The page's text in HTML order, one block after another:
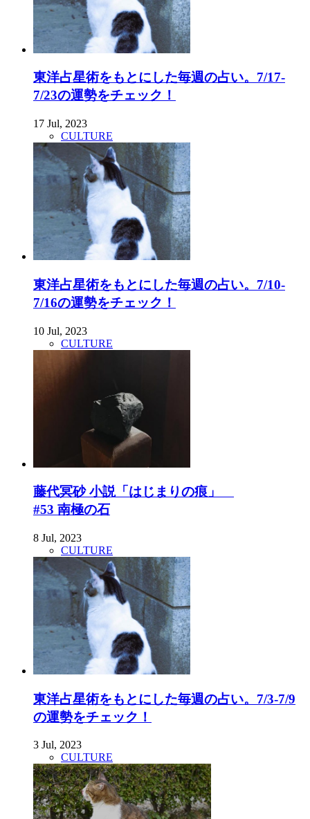
東洋占星術をもとにした毎週の占い。7/17-
7/23の運勢をチェック！
17 Jul, 2023
CULTURE
東洋占星術をもとにした毎週の占い。7/10-
7/16の運勢をチェック！
10 Jul, 2023
CULTURE
藤代冥砂 小説「はじまりの痕」
#53 南極の石
8 Jul, 2023
CULTURE
東洋占星術をもとにした毎週の占い。7/3-7/9
の運勢をチェック！
3 Jul, 2023
CULTURE